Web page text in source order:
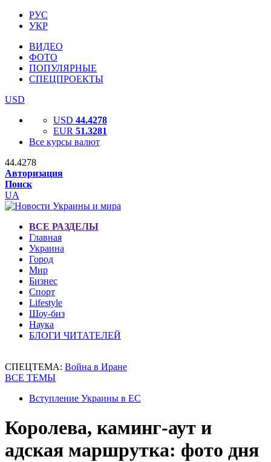
РУС
УКР
ВИДЕО
ФОТО
ПОПУЛЯРНЫЕ
СПЕЦПРОЕКТЫ
USD
USD 44.4278
EUR 51.3281
Все курсы валют
44.4278
Авторизация
Поиск
UA
ВСЕ РАЗДЕЛЫ
Главная
Украина
Город
Мир
Бизнес
Спорт
Lifestyle
Шоу-биз
Наука
БЛОГИ ЧИТАТЕЛЕЙ
СПЕЦТЕМА: Война в Иране
ВСЕ ТЕМЫ
Вступление Украины в ЕС
Королева, каминг-аут и
адская маршрутка: фото дня